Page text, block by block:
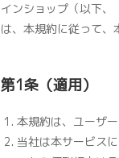
インショップ（以下、
は、本規約に従って、
第1条（適用）
本規約は、ユーザ
当社は本サービス